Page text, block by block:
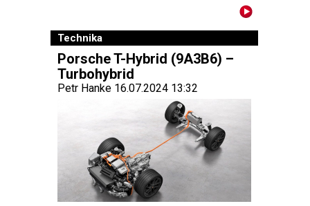
Technika
Porsche T-Hybrid (9A3B6) –
Turbohybrid
Petr Hanke 16.07.2024 13:32